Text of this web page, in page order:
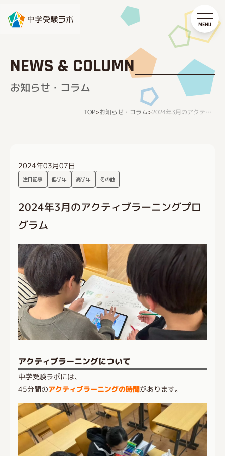
NEWS & COLUMN
お知らせ・コラム
TOP>お知らせ・コラム> 2024年3月のアクティブラーニングプログラム
注目記事 低学年 高学年 その他
2024年03月07日
2024年3月のアクティブラーニングプロ
グラム
アクティブラーニングについて
中学受験ラボには、
45分間のアクティブラーニングの時間があります。